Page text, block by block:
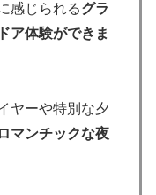
感じられるグラ
ア体験ができま
ヤーや特別な夕
ロマンチックな夜